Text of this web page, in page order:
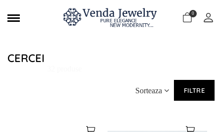
0
CERCEI
Sorteaza FILTRE